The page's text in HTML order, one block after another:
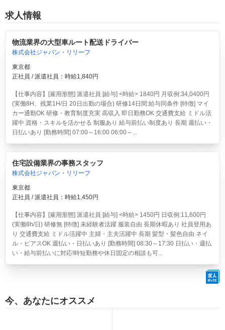
求人情報
物流業界の大型車ルート配送ドライバー
株式会社ジャパン・リリーフ
東京都
正社員 / 派遣社員：時給1,840円
【仕事内容】[雇用形態] 派遣社員 [給与] <時給> 1840円 月収例:34,0400円
(実働8H、残業1H/日 20日出勤の場合) 研修14日間:給与同条件 [特徴] マイ
カー通勤OK 研修・教育制度充実 高収入 即日勤務OK 交通費支給 ミドル活
躍中 資格・スキルを活かせる 制服あり 給与前払い制度あり 長期 週払い・
日払いあり [勤務時間] 07:00～16:00 06:00～...
住宅設備業界の事務スタッフ
株式会社ジャパン・リリーフ
東京都
正社員 / 派遣社員：時給1,450円
【仕事内容】[雇用形態] 派遣社員 [給与] <時給> 1450円 日収例:11,600円
(実働8h/日) 研修無 [特徴] 未経験者活躍 服装自由 長期休暇あり 社員登用あ
り 交通費支給 ミドル活躍中 主婦・主夫活躍中 長期 髪型・髪色自由 ネイ
ル・ピアスOK 週払い・日払いあり [勤務時間] 08:30～17:30 日払い・週払
い・給与前払いに対応!時短勤務や休日固定の相談も可...
今、あなたにオススメ